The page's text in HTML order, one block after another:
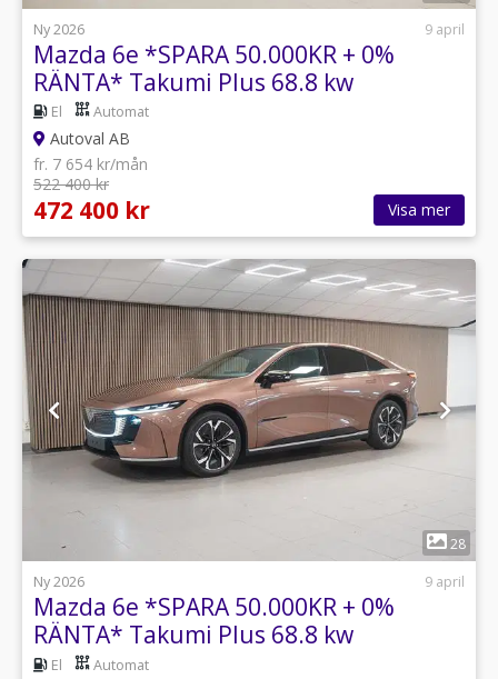
Ny 2026
9 april
Mazda 6e *SPARA 50.000KR + 0%
RÄNTA* Takumi Plus 68.8 kw
El Automat
Autoval AB
fr. 7 654 kr/mån
522 400 kr
472 400 kr Visa mer
28
Ny 2026
9 april
Mazda 6e *SPARA 50.000KR + 0%
RÄNTA* Takumi Plus 68.8 kw
El Automat